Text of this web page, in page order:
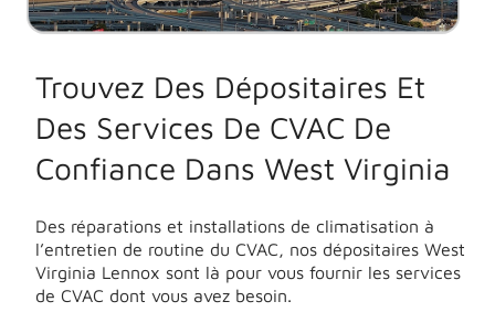
Trouvez Des Dépositaires Et
Des Services De CVAC De
Confiance Dans West Virginia
Des réparations et installations de climatisation à
l’entretien de routine du CVAC, nos dépositaires West
Virginia Lennox sont là pour vous fournir les services
de CVAC dont vous avez besoin.